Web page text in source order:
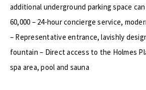
additional underground parking space
60,000 – 24-hour concierge service,
– Representative entrance, lavishly
fountain – Direct access to the Holmes
spa area, pool and sauna